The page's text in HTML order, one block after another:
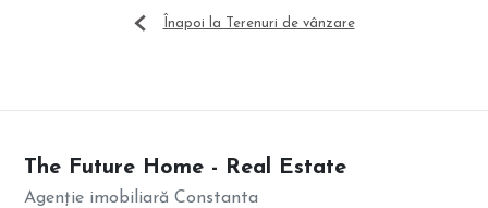
Înapoi la Terenuri de vânzare
The Future Home - Real Estate
Agenție imobiliară Constanta